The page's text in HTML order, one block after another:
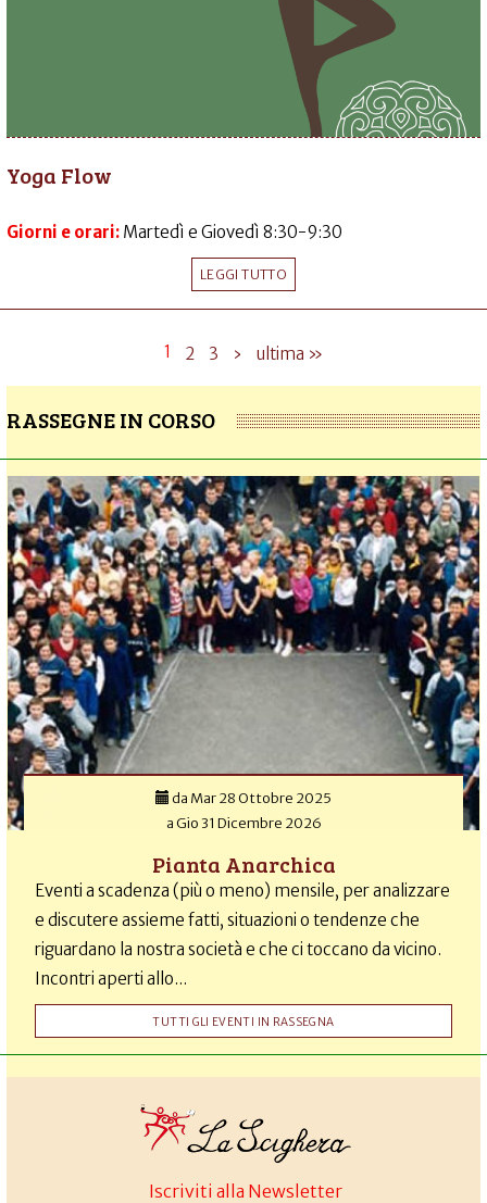
Yoga Flow
Giorni e orari: Martedì e Giovedì 8:30-9:30
LEGGI TUTTO
1 2 3 › ultima »
RASSEGNE IN CORSO
da Mar 28 Ottobre 2025
aGio 31 Dicembre 2026
Pianta Anarchica
Eventi a scadenza (più o meno) mensile, per analizzare
e discutere assieme fatti, situazioni o tendenze che
riguardano la nostra società e che ci toccano da vicino.
Incontri aperti allo...
TUTTI GLI EVENTI IN RASSEGNA
Iscriviti alla Newsletter